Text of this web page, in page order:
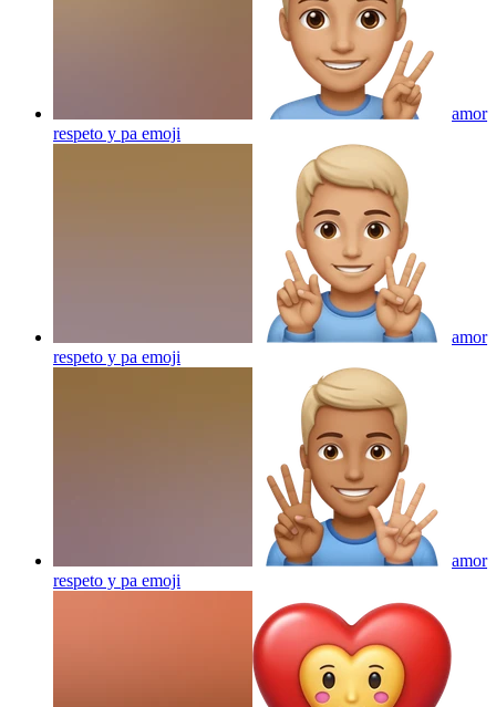
amor
respeto y pa emoji
amor
respeto y pa emoji
amor
respeto y pa emoji